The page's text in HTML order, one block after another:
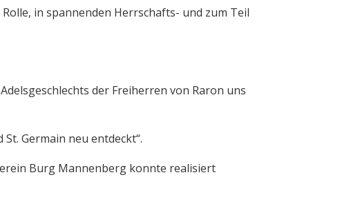
in spannenden Herrschafts- und zum Teil
der Freiherren von Raron uns
Germain neu entdeckt“.
Burg Mannenberg konnte realisiert